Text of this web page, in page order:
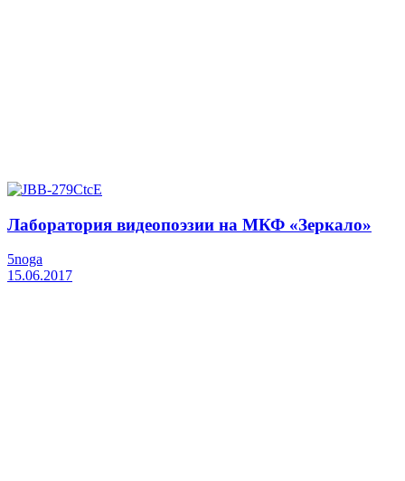
Лаборатория видеопоэзии на МКФ «Зеркало»
5noga
15.06.2017